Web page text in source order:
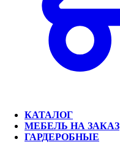
КАТАЛОГ
МЕБЕЛЬ НА ЗАКАЗ
ГАРДЕРОБНЫЕ